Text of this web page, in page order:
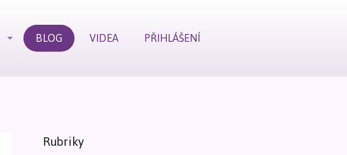
BLOG VIDEA PŘIHLÁŠENÍ
Rubriky